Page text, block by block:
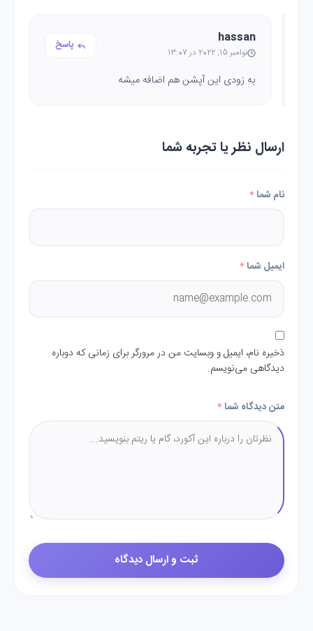
hassan
نوامبر 15, 2022 در 13:07
پاسخ
به زودی این آپشن هم اضافه میشه
ارسال نظر یا تجربه شما
نام شما*
ایمیل شما*
ذخیره نام، ایمیل و وبسایت من در مرورگر برای زمانی که دوباره
دیدگاهی می‌نویسم.
متن دیدگاه شما*